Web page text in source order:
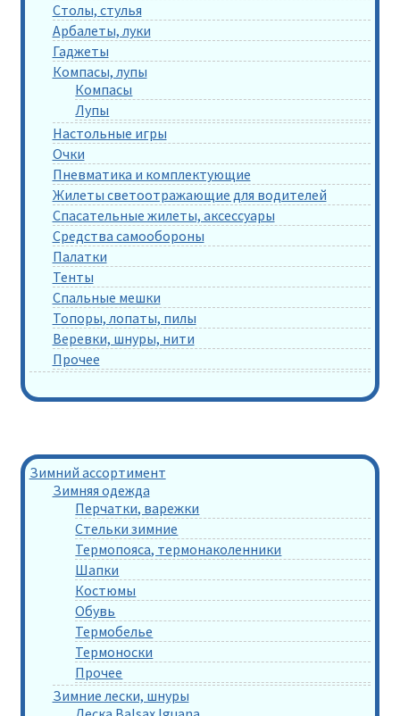
Столы, стулья
Арбалеты, луки
Гаджеты
Компасы, лупы
Компасы
Лупы
Настольные игры
Очки
Пневматика и комплектующие
Жилеты светоотражающие для водителей
Спасательные жилеты, аксессуары
Средства самообороны
Палатки
Тенты
Спальные мешки
Топоры, лопаты, пилы
Веревки, шнуры, нити
Прочее
Зимний ассортимент
Зимняя одежда
Перчатки, варежки
Стельки зимние
Термопояса, термонаколенники
Шапки
Костюмы
Обувь
Термобелье
Термоноски
Прочее
Зимние лески, шнуры